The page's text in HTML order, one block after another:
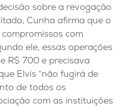
sobre a revogação
Cunha afirma que o
com
ele, essas operações
R$ 700 e precisava
Elvis “não fugirá de
de todos os
com as instituições